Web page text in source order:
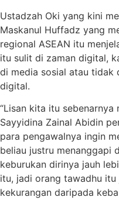
Ustadzah Oki yang kini
Maskanul Huffadz yang
regional ASEAN itu
itu sulit di zaman digital,
di media sosial atau tidak
digital.
“Lisan kita itu
Sayyidina Zainal Abidin
para pengawalnya ingin
beliau justru menanggapi
keburukan dirinya jauh
itu, jadi orang tawadhu
kekurangan daripada